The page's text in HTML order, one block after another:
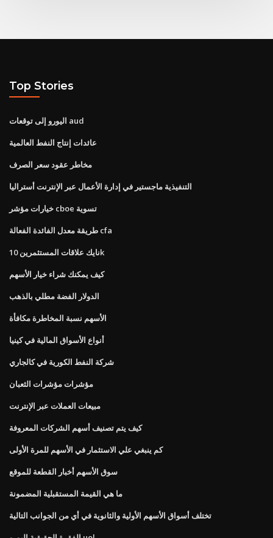
Top Stories
اليورو إلى توقعات aud
عائدات إنتاج النفط العالمية
مخاطر عقود سعر الصرف
التنفيذية ماجستير في إدارة الأعمال عبر الإنترنت أستراليا
خيارات مؤشر cboe تسوية
طريقة معدل الفائدة الفعالة cfa
نايك علاقات المستثمرين 10k
كيف يمكنك شراء خيار الأسهم
الدولار الفضة مطلي بالذهب
الأسهم نسبة المخاطرة مكافأة
أنواع الأسواق المالية في كينيا
شركة النفط الكورية في كالجاري
مؤشرات مؤشرات الثعبان
مبيعات العملات عبر الإنترنت
كيف يتم تصنيف أسهم الشركات المعروفة
كم ينبغي علي الاستثمار في الأسهم للمرة الأولى
سوق الأسهم أخبار القطعة للموقع
ما هي القيمة المستقبلية المضمونة
تختلف أسواق الأسهم الأولية والثانوية في أي من الجوانب التالية